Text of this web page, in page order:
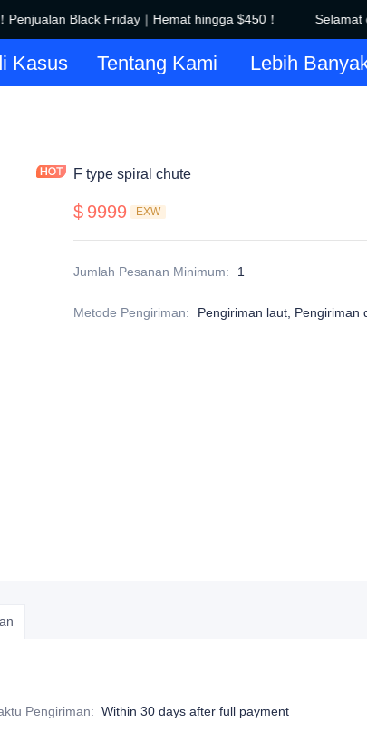
Black Friday｜Hemat hingga $450！
Selamat
Selamat datang di toko kami！
Kasus Tentang Kami Lebih
F type spiral chute
$ 9999 EXW
Jumlah Pesanan Minimum: 1
Metode Pengiriman: Pengiriman laut, Pengiriman
Pengiriman: Within 30 days after full payment